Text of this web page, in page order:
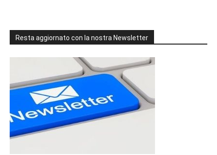
Resta aggiornato con la nostra Newsletter